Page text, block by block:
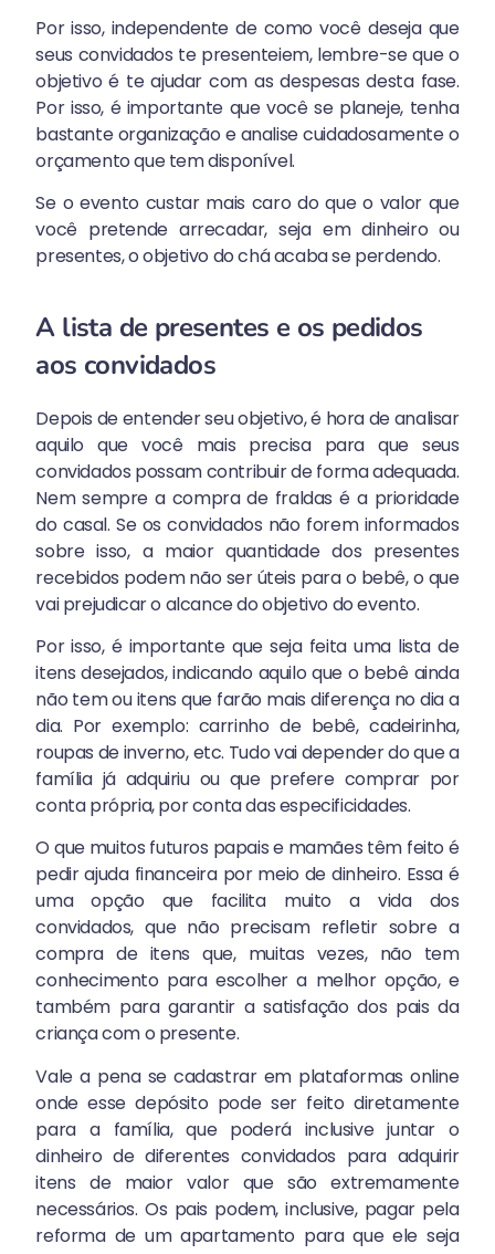
Por isso, independente de como você deseja que
seus convidados te presenteiem, lembre-se que o
objetivo é te ajudar com as despesas desta fase.
Por isso, é importante que você se planeje, tenha
bastante organização e analise cuidadosamente o
orçamento que tem disponível.
Se o evento custar mais caro do que o valor que
você pretende arrecadar, seja em dinheiro ou
presentes, o objetivo do chá acaba se perdendo.
A lista de presentes e os pedidos
aos convidados
Depois de entender seu objetivo, é hora de analisar
aquilo que você mais precisa para que seus
convidados possam contribuir de forma adequada.
Nem sempre a compra de fraldas é a prioridade
do casal. Se os convidados não forem informados
sobre isso, a maior quantidade dos presentes
recebidos podem não ser úteis para o bebê, o que
vai prejudicar o alcance do objetivo do evento.
Por isso, é importante que seja feita uma lista de
itens desejados, indicando aquilo que o bebê ainda
não tem ou itens que farão mais diferença no dia a
dia. Por exemplo: carrinho de bebê, cadeirinha,
roupas de inverno, etc. Tudo vai depender do que a
família já adquiriu ou que prefere comprar por
conta própria, por conta das especificidades.
O que muitos futuros papais e mamães têm feito é
pedir ajuda financeira por meio de dinheiro. Essa é
uma opção que facilita muito a vida dos
convidados, que não precisam refletir sobre a
compra de itens que, muitas vezes, não tem
conhecimento para escolher a melhor opção, e
também para garantir a satisfação dos pais da
criança com o presente.
Vale a pena se cadastrar em plataformas online
onde esse depósito pode ser feito diretamente
para a família, que poderá inclusive juntar o
dinheiro de diferentes convidados para adquirir
itens de maior valor que são extremamente
necessários. Os pais podem, inclusive, pagar pela
reforma de um apartamento para que ele seja